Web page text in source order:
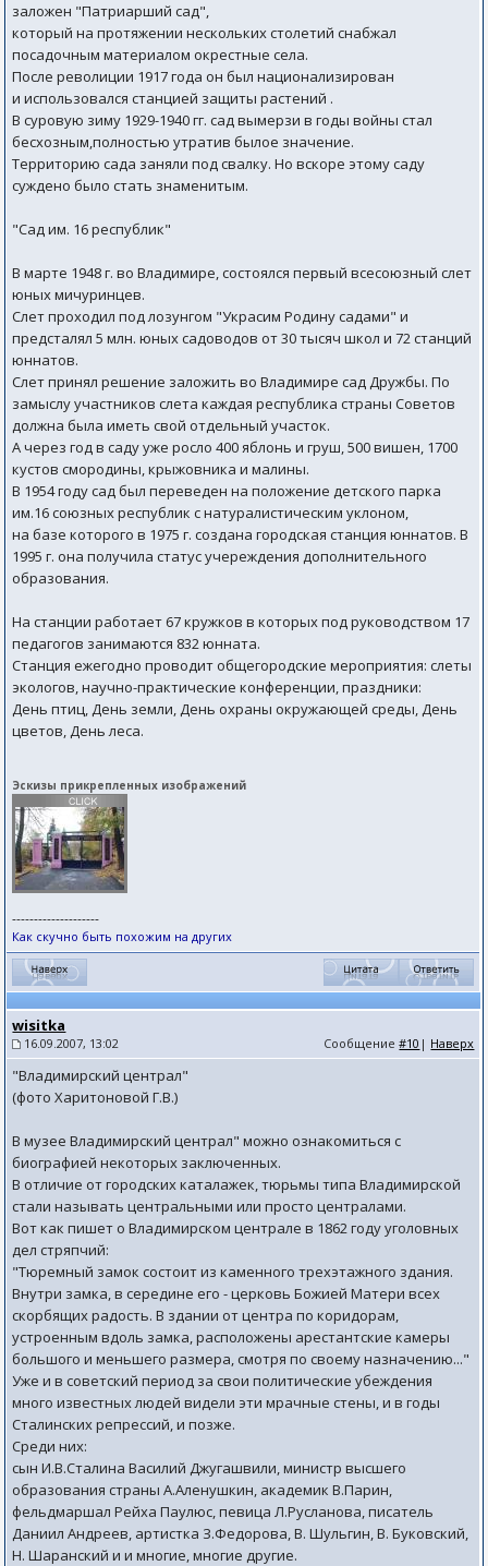
заложен "Патриарший сад",
который на протяжении нескольких столетий снабжал
посадочным материалом окрестные села.
После револиции 1917 года он был национализирован
и использовался станцией защиты растений .
В суровую зиму 1929-1940 гг. сад вымерзи в годы войны стал
бесхозным,полностью утратив былое значение.
Территорию сада заняли под свалку. Но вскоре этому саду
суждено было стать знаменитым.
"Сад им. 16 республик"
В марте 1948 г. во Владимире, состоялся первый всесоюзный слет
юных мичуринцев.
Слет проходил под лозунгом "Украсим Родину садами" и
предсталял 5 млн. юных садоводов от 30 тысяч школ и 72 станций
юннатов.
Слет принял решение заложить во Владимире сад Дружбы. По
замыслу участников слета каждая республика страны Советов
должна была иметь свой отдельный участок.
А через год в саду уже росло 400 яблонь и груш, 500 вишен, 1700
кустов смородины, крыжовника и малины.
В 1954 году сад был переведен на положение детского парка
им.16 союзных республик с натуралистическим уклоном,
на базе которого в 1975 г. создана городская станция юннатов. В
1995 г. она получила статус учереждения дополнительного
образования.
На станции работает 67 кружков в которых под руководством 17
педагогов занимаются 832 юнната.
Станция ежегодно проводит общегородские мероприятия: слеты
экологов, научно-практические конференции, праздники:
День птиц, День земли, День охраны окружающей среды, День
цветов, День леса.
Эскизы прикрепленных изображений
--------------------
Как скучно быть похожим на других
wisitka
16.09.2007, 13:02 Сообщение#10 | Наверх
"Владимирский централ"
(фото Харитоновой Г.В.)
В музее Владимирский централ" можно ознакомиться с
биографией некоторых заключенных.
В отличие от городских каталажек, тюрьмы типа Владимирской
стали называть центральными или просто централами.
Вот как пишет о Владимирском централе в 1862 году уголовных
дел стряпчий:
"Тюремный замок состоит из каменного трехэтажного здания.
Внутри замка, в середине его - церковь Божией Матери всех
скорбящих радость. В здании от центра по коридорам,
устроенным вдоль замка, расположены арестантские камеры
большого и меньшего размера, смотря по своему назначению..."
Уже и в советский период за свои политические убеждения
много известных людей видели эти мрачные стены, и в годы
Сталинских репрессий, и позже.
Среди них:
сын И.В.Сталина Василий Джугашвили, министр высшего
образования страны А.Аленушкин, академик В.Парин,
фельдмаршал Рейха Паулюс, певица Л.Русланова, писатель
Даниил Андреев, артистка З.Федорова, В. Шульгин, В. Буковский,
Н. Шаранский и и многие, многие другие.